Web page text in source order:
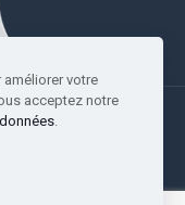
votre
acceptez notre
.